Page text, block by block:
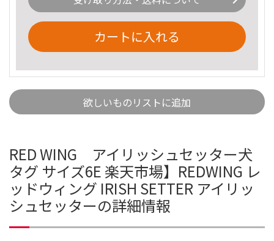
カートに入れる
欲しいものリストに追加
RED WING アイリッシュセッター犬
タグ サイズ6E 楽天市場】REDWING レ
ッドウィング IRISH SETTER アイリッ
シュセッターの詳細情報